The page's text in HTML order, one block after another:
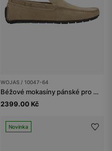
WOJAS / 10047-64
Béžové mokasíny pánské pro milovníky natural stylu
2399.00 Kč
Novinka